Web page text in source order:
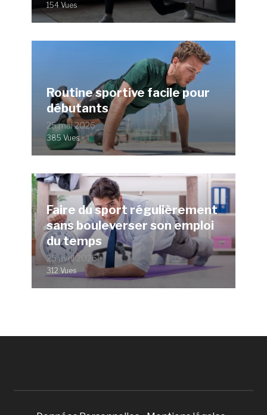
154 Vues
Routine sportive facile pour
débutants
25 mai 2026
385 Vues
Faire du sport régulièrement
sans bouleverser son emploi
du temps
25 avril 2026
312 Vues